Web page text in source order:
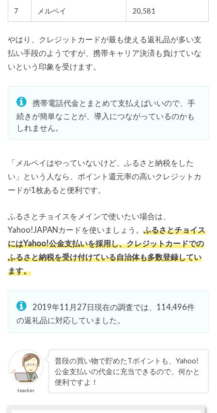
7 メルペイ 20,581
やはり、クレジットカードが最も使える返礼品が多い支
払い手段のようですが、携帯キャリア決済も負けていな
いという印象を受けます。
携帯電話代金とまとめて支払えばいいので、手
続きが簡単なことが、導入につながっているのかも
しれません。
「メルペイはやっていないけど、ふるさと納税をした
い」という人なら、ポイント還元率の高いクレジットカ
ードが1枚あると便利です。
ふるさとチョイスをメインで使いたい場合は、
Yahoo!JAPANカードを使いましょう。ふるさとチョイス
にはYahoo!公金支払いを採用し、クレジットカードでの
ふるさと納税を受け付けている自治体も多数登録してい
ます。
2019年11月27日現在の調査では、114,496件
の返礼品に対応していました。
teacher
普段の買い物で貯めたTポイントも、Yahoo!
公金支払いの代金に充当できるので、何かと
便利ですよ！